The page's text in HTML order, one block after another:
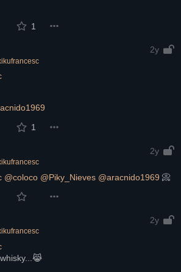
1
2y
1
2y
@coloco @Piky_Nieves @aracnido1969 📀
2y